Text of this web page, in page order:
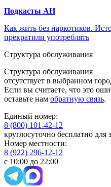
Подкасты АН
Как жить без наркотиков.
прекратили употреблять
Структура обслуживания
Структура обслуживания
отсутствует в выбранном
Если вы считаете, что это
оставьте нам обратную связь.
Единый номер:
8 (800) 101-42-12
круглосуточно бесплатно
Номер местности:
8 (922) 296-12-12
с 10:00 до 22:00